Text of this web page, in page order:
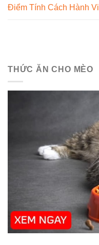
Điểm Tính Cách Hành Vi
THỨC ĂN CHO MÈO